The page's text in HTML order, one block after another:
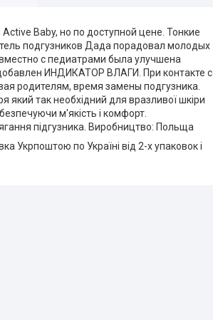
Baby, но по доступной цене. Тонкие
подгузников Дада порадовал молодых
с педиатрами была улучшена
ИНДИКАТОР ВЛАГИ. При контакте с
родителям, время замены подгузника.
який так необхідний для вразливої шкіри
м'якість і комфорт.
підгузника. Виробництво: Польща
Укрпоштою по Україні від 2-х упаковок і